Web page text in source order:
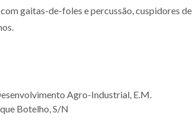
gaitas-de-foles e percussão, cuspidores
Agro-Industrial, E.M.
Botelho, S/N